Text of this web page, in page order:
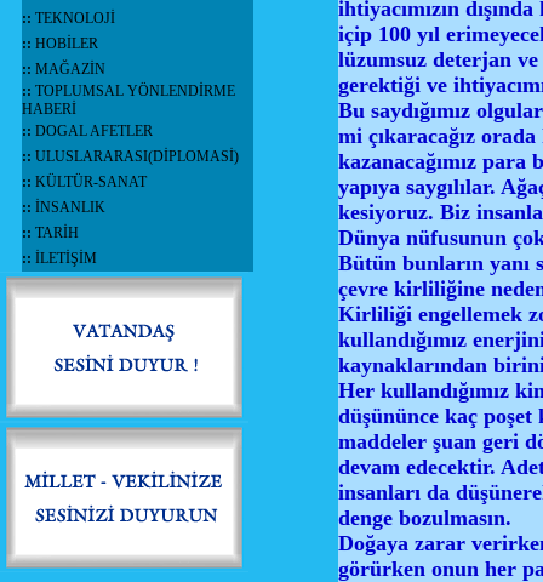
:: TEKNOLOJİ
:: HOBİLER
:: MAĞAZİN
:: TOPLUMSAL YÖNLENDİRME
HABERİ
:: DOGAL AFETLER
:: ULUSLARARASI(DİPLOMASİ)
:: KÜLTÜR-SANAT
:: İNSANLIK
:: TARİH
:: İLETİŞİM
ihtiyacımızın
içip 100 yıl
lüzumsuz deterjan
gerektiği ve
Bu saydığımız
mi çıkaracağız
kazanacağımız
yapıya saygılılar.
kesiyoruz. Biz
Dünya nüfusunun
Bütün bunların yanı
çevre kirliliğine
Kirliliği engellemek
kullandığımız
kaynaklarından
Her kullandığımız
düşününce kaç
maddeler şuan geri
devam edecektir.
insanları da
denge bozulmasın.
Doğaya zarar
görürken onun her